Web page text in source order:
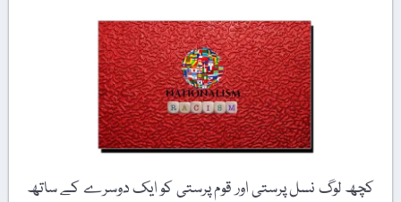
کچھ لوگ نسل پرستی اور قوم پرستی کو ایک دوسرے کے ساتھ